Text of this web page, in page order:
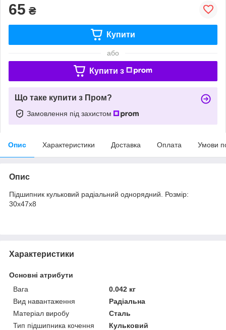
65 ₴
Купити
або
Купити з
Що таке купити з Пром?
Замовлення під захистом
Опис Характеристики Доставка Оплата Умови
Опис
Підшипник кульковий радіальний однорядний. Розмір:
30х47х8
Характеристики
Основні атрибути
Вага
0.042 кг
Вид навантаження
Радіальна
Матеріал виробу
Сталь
Тип підшипника кочення
Кульковий